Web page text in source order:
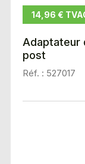
14,96 €
Adaptateur
post
Réf. : 527017